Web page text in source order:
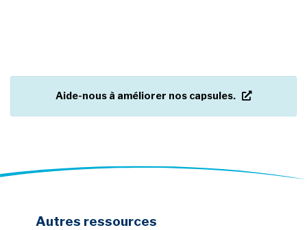
Aide-nous à améliorer nos capsules. nouvel
Autres ressources